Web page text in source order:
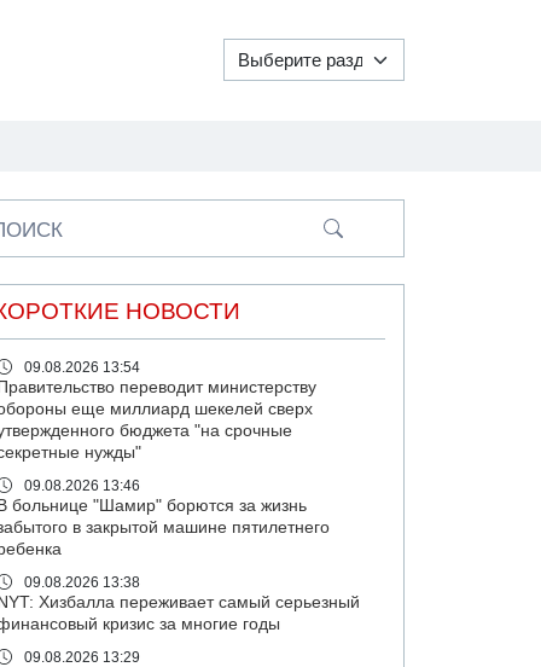
НОВОСТИ
09.08.2026 13:54
Правительство переводит министерству
еще миллиард шекелей сверх
бюджета "на срочные
нужды"
09.08.2026 13:46
В больнице "Шамир" борются за жизнь
в закрытой машине пятилетнего
09.08.2026 13:38
NYT: Хизбалла переживает самый серьезный
кризис за многие годы
09.08.2026 13:29